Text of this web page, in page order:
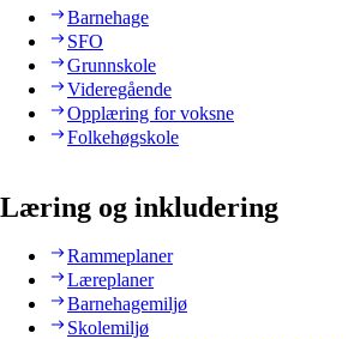
Barnehage
SFO
Grunnskole
Videregående
Opplæring for voksne
Folkehøgskole
Læring og inkludering
Rammeplaner
Læreplaner
Barnehagemiljø
Skolemiljø